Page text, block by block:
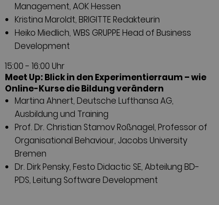
Management, AOK Hessen
Kristina Maroldt, BRIGITTE Redakteurin
Heiko Miedlich, WBS GRUPPE Head of Business
Development
15:00 - 16:00 Uhr
Meet Up: Blick in den Experimentierraum – wie
Online-Kurse die Bildung verändern
Martina Ahnert, Deutsche Lufthansa AG,
Ausbildung und Training
Prof. Dr. Christian Stamov Roßnagel, Professor of
Organisational Behaviour, Jacobs University
Bremen
Dr. Dirk Pensky, Festo Didactic SE, Abteilung BD-
PDS, Leitung Software Development